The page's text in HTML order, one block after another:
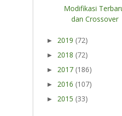
Modifikasi
dan Crossover
► 2019 (72)
► 2018 (72)
► 2017 (186)
► 2016 (107)
► 2015 (33)